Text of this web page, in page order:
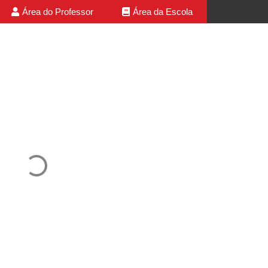
Área do Professor Área da Escola